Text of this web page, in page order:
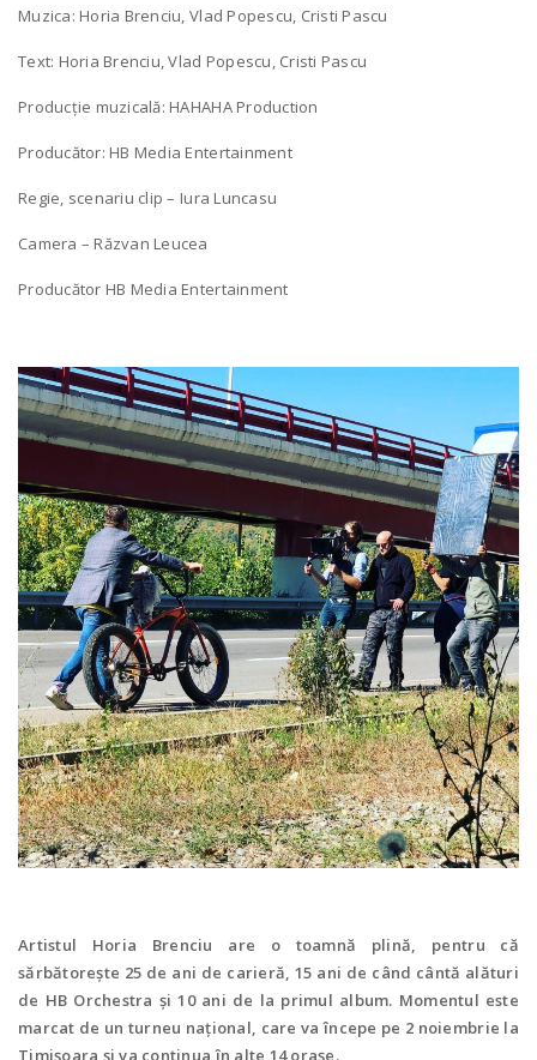
Muzica: Horia Brenciu, Vlad Popescu, Cristi Pascu
Text: Horia Brenciu, Vlad Popescu, Cristi Pascu
Producție muzicală: HAHAHA Production
Producător: HB Media Entertainment
Regie, scenariu clip – Iura Luncasu
Camera – Răzvan Leucea
Producător HB Media Entertainment
Artistul Horia Brenciu are o toamnă plină, pentru că
sărbătorește 25 de ani de carieră, 15 ani de când cântă alături
de HB Orchestra și 10 ani de la primul album. Momentul este
marcat de un turneu național, care va începe pe 2 noiembrie la
Timișoara și va continua în alte 14 orașe.